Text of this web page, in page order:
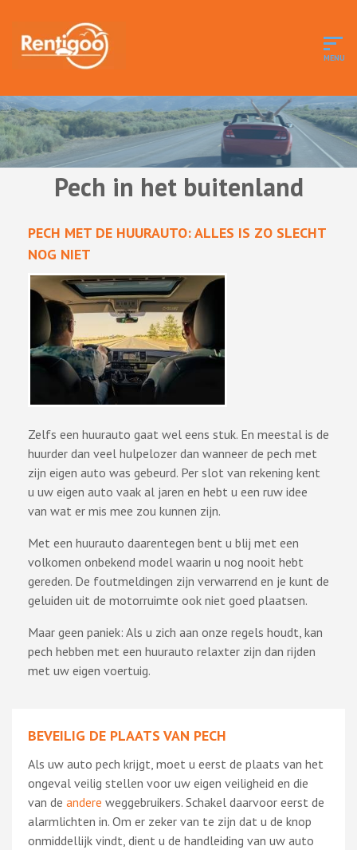
Pech in het buitenland
PECH MET DE HUURAUTO: ALLES IS ZO SLECHT
NOG NIET
Zelfs een huurauto gaat wel eens stuk. En meestal is de
huurder dan veel hulpelozer dan wanneer de pech met
zijn eigen auto was gebeurd. Per slot van rekening kent
u uw eigen auto vaak al jaren en hebt u een ruw idee
van wat er mis mee zou kunnen zijn.
Met een huurauto daarentegen bent u blij met een
volkomen onbekend model waarin u nog nooit hebt
gereden. De foutmeldingen zijn verwarrend en je kunt de
geluiden uit de motorruimte ook niet goed plaatsen.
Maar geen paniek: Als u zich aan onze regels houdt, kan
pech hebben met een huurauto relaxter zijn dan rijden
met uw eigen voertuig.
BEVEILIG DE PLAATS VAN PECH
Als uw auto pech krijgt, moet u eerst de plaats van het
ongeval veilig stellen voor uw eigen veiligheid en die
van de andere weggebruikers. Schakel daarvoor eerst de
alarmlichten in. Om er zeker van te zijn dat u de knop
onmiddellijk vindt, dient u de handleiding van uw auto